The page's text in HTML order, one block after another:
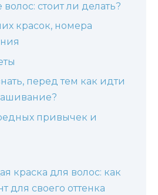
стоит ли делать?
красок, номера
перед тем как идти
привычек и
краска для волос: как
для своего оттенка